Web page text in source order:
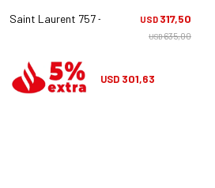
Saint Laurent 757 - 002 USD 317,50
USD635,00
USD 301,63